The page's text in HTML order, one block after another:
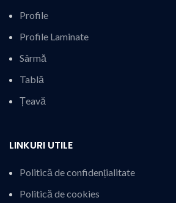
Profile
Profile Laminate
Sârmă
Tablă
Țeavă
LINKURI UTILE
Politică de confidențialitate
Politică de cookies